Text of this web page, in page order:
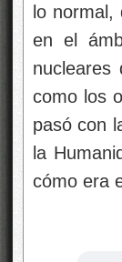
lo
en el
nucleares
como los
pasó con
la
cómo era